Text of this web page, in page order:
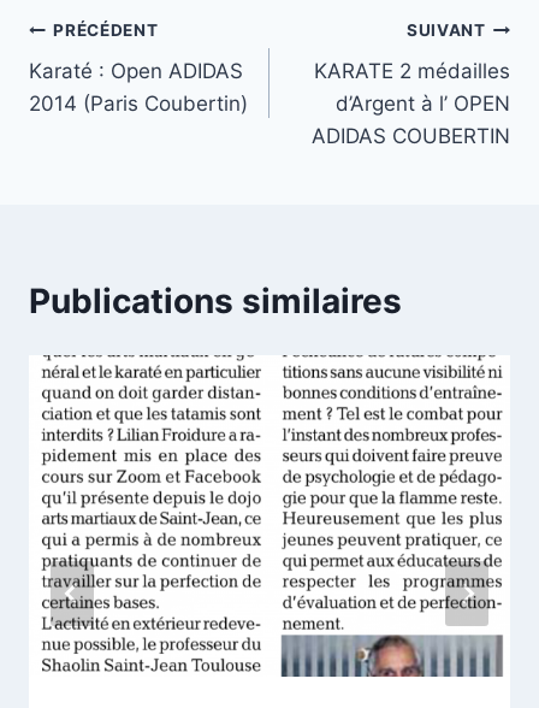
Navigation
de
PRÉCÉDENT
Karaté : Open ADIDAS
2014 (Paris Coubertin)
SUIVANT
KARATE 2 médailles
d’Argent à l’ OPEN
ADIDAS COUBERTIN
Publications similaires